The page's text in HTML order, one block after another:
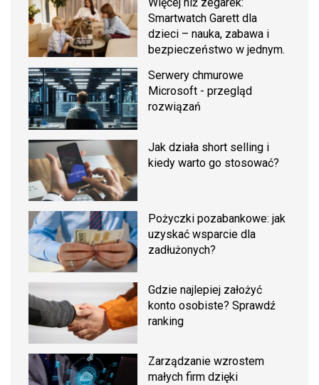
Więcej niż zegarek:
Smartwatch Garett dla
dzieci – nauka, zabawa i
bezpieczeństwo w jednym.
Serwery chmurowe
Microsoft - przegląd
rozwiązań
Jak działa short selling i
kiedy warto go stosować?
Pożyczki pozabankowe: jak
uzyskać wsparcie dla
zadłużonych?
Gdzie najlepiej założyć
konto osobiste? Sprawdź
ranking
Zarządzanie wzrostem
małych firm dzięki